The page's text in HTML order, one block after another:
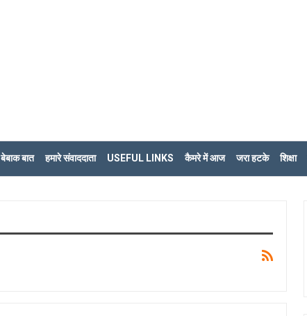
बेबाक बात हमारे संवाददाता USEFUL LINKS कैमरे में आज जरा हटके शिक्षा